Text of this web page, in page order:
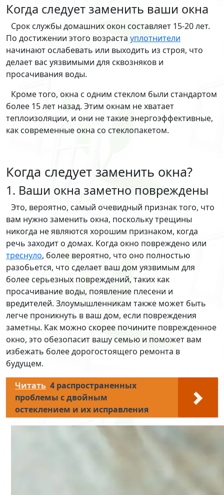
Когда следует заменить ваши окна
Срок службы домашних окон составляет 15-20 лет.
По достижении этого возраста уплотнители
начинают ослабевать или выходить из строя, что
делает вас уязвимыми для сквозняков и
просачивания воды.
Кроме того, окна с одним стеклом были стандартом
более 15 лет назад. Этим окнам не хватает
теплоизоляции, и они не такие энергоэффективные,
как современные окна со стеклопакетом.
Когда следует заменить окна?
1. Ваши окна заметно повреждены
Это, вероятно, самый очевидный признак того, что
вам нужно заменить окна, поскольку трещины
никогда не являются хорошим признаком, когда
речь заходит о домах. Когда окно повреждено или
треснуло, более вероятно, что оно полностью
разобьется, что сделает ваш дом уязвимым для
более серьезных повреждений, таких как
просачивание воды, появление плесени и
вредителей. Злоумышленникам также может быть
легче проникнуть в ваш дом, если повреждения
заметны. Как можно скорее почините поврежденное
окно, это обезопасит вашу семью и поможет вам
избежать более дорогостоящего ремонта в
будущем.
Читать 4 распространенных
проблемы с двойным
остеклением и их исправления